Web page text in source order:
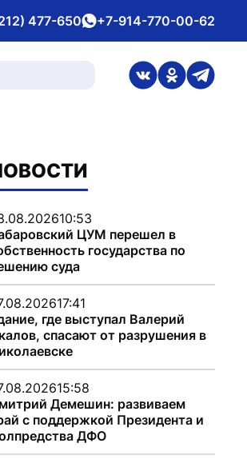
477-650whatsApp
+7-914-770-00-62
ссылка на
ссылка на
10:53
ЦУМ перешел в
государства по
суда
17:41
где выступал Валерий
спасают от разрушения в
15:58
Демешин: развиваем
с поддержкой Президента и
ДФО